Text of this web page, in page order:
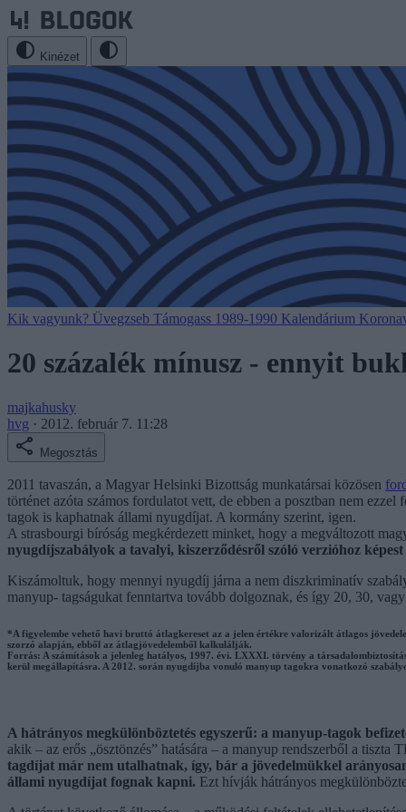
Kinézet
Kik vagyunk? Üvegzseb Támogass 1989-1990 Kalendárium
20 százalék mínusz - ennyit
majkahusky
hvg · 2012. február 7. 11:28
Megosztás
2011 tavaszán, a Magyar Helsinki Bizottság munkatársai közösen
történet azóta számos fordulatot vett, de ebben a posztban nem
tagok is kaphatnak állami nyugdíjat. A kormány szerint, igen.
A strasbourgi bíróság megkérdezett minket, hogy a megváltozott
nyugdíjszabályok a tavalyi, kiszerződésről szóló verzióhoz
Kiszámoltuk, hogy mennyi nyugdíj járna a nem diszkriminatív
manyup- tagságukat fenntartva tovább dolgoznak, és így 20, 30,
*A figyelembe vehető havi bruttó átlagkereset az a jelen értékre valorizált átlagos
szorzó alapján, ebből az átlagjövedelemből kalkulálják.
Forrás: A számítások a jelenleg hatályos, 1997. évi. LXXXI. törvény a
kerül megállapításra. A 2012. során nyugdíjba vonuló manyup tagokra vonatkozó
A hátrányos megkülönböztetés egyszerű: a manyup-tagok
akik – az erős „ösztönzés” hatására – a manyup rendszerből a
tagdíjat már nem utalhatnak, így, bár a jövedelmükkel
állami nyugdíjat fognak kapni. Ezt hívják hátrányos